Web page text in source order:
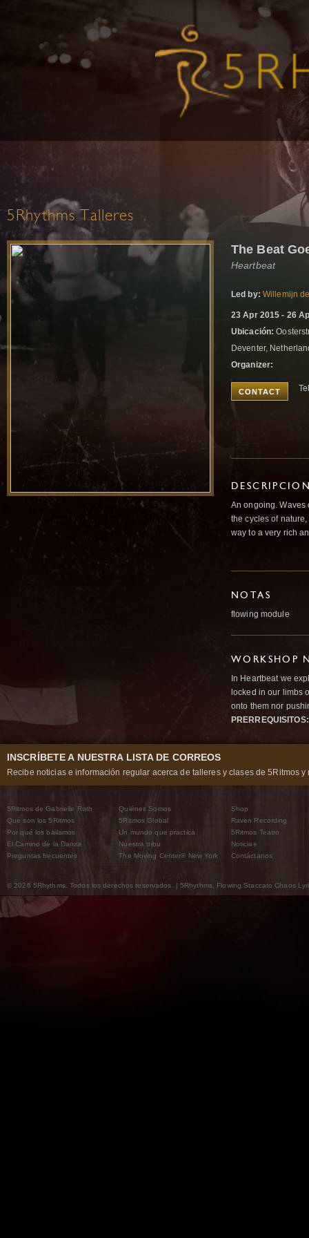
5Rhythms Talleres
The Beat
Heartbeat
Led by: Willemijn
23 Apr 2015 - 26
Ubicación:
Deventer,
Organizer:
CONTACT
An ongoing. Waves
the cycles of
way to a very rich
NOTAS
flowing module
WORKSHOP
In Heartbeat we
locked in our limbs
onto them nor
PRERREQUISITOS:
INSCRÍBETE A NUESTRA LISTA DE CORREOS
Recibe noticias e información regular acerca de talleres y clases de 5Ritmos y
5Ritmos de Gabrielle Roth
Qué son los 5Ritmos
Por qué los bailamos
El Camino de la Danza
Preguntas frecuentes
Quiénes Somos
5Ritmos Global
Un mundo que practica
Nuestra tribu
The Moving Center® New York
Shop
Raven Recording
5Ritmos Teatro
Noticias
Contáctanos
© 2026 5Rhythms. Todos los derechos reservados. | 5Rhythms, Flowing Staccato Chaos